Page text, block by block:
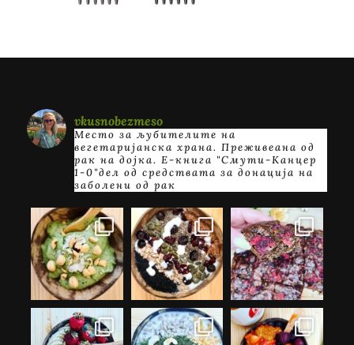
vkusnobezmeso
Место за љубителите на
вегетаријанска храна. Преживеана од
рак на дојка. E-книга "Смути-Канцер
1-0"дел од средствата за донација на
заболени од рак